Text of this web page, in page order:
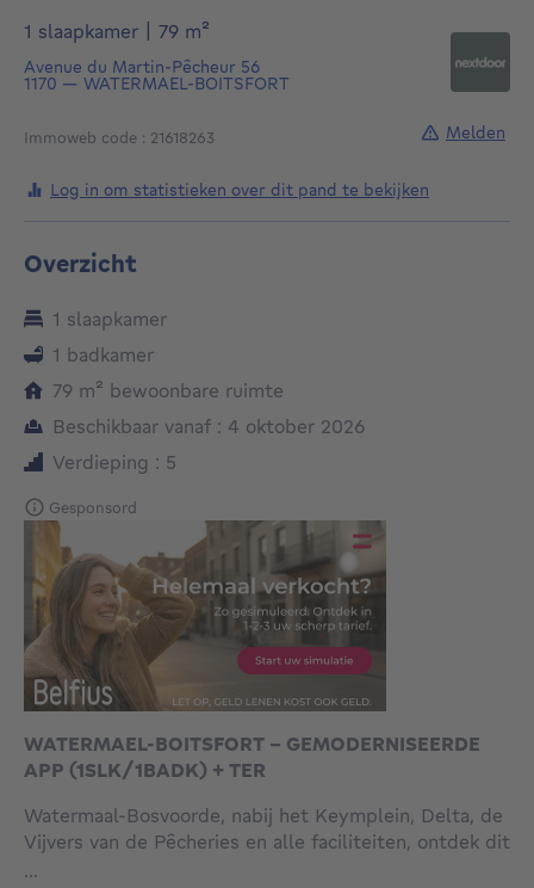
1 slaapkamer
79 m²
Avenue du Martin-Pêcheur 56
1170 — WATERMAEL-BOITSFORT
Immoweb code : 21618263
Log in om statistieken over dit pand te bekijken
Melden
Overzicht
1 slaapkamer
1 badkamer
79 m² vierkante meters
bewoonbare ruimte
Beschikbaar vanaf : 4 oktober 2026
Verdieping : 5
Gesponsord
WATERMAEL-BOITSFORT - GEMODERNISEERDE
APP (1SLK/1BADK) + TER
Watermaal-Bosvoorde, nabij het Keymplein, Delta, de
Vijvers van de Pêcheries en alle faciliteiten, ontdek dit
...